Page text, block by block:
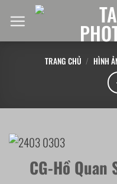
đến
nội
TRANG CHỦ / HÌNH
CG-Hồ Quan